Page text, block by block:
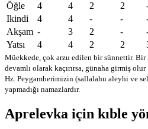
Öğle
4 4 2 2
Ikindi
4 4 - -
Akşam - 3 2 -
Yatsı
4 4 2 2
Müekkede, çok arzu edilen bir sünnettir. Bir
devamlı olarak kaçırırsa, günaha girmiş olur
Hz. Peygamberimizin (sallalahu aleyhi ve
yapmadığı namazlardır.
Aprelevka için kıble